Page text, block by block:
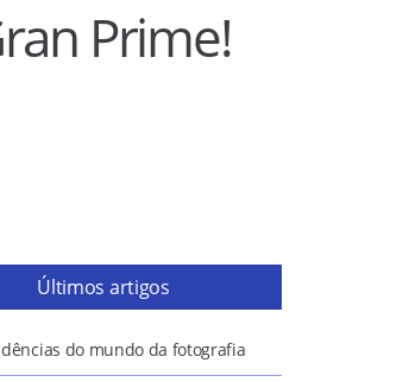
Prime!
Últimos artigos
do mundo da fotografia